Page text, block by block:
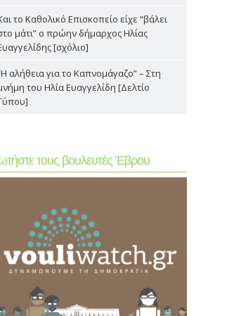
το Καθολικό Επισκοπείο είχε “βάλει
μάτι” ο πρώην δήμαρχος Ηλίας
[σχόλιο]
αλήθεια για το Καπνομάγαζο” – Στη
του Ηλία Ευαγγελίδη [Δελτίο
τους βουλευτές Έβρου